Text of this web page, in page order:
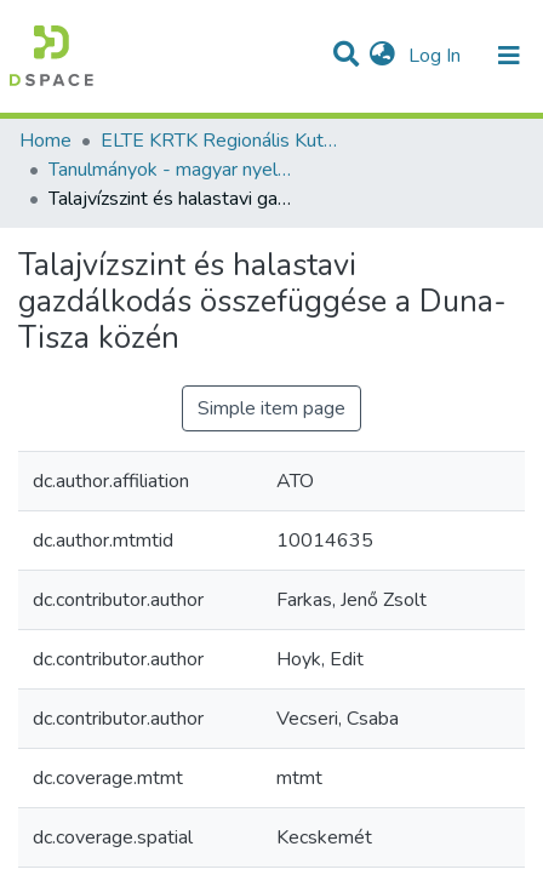
Log In (current)
Communities & Collections
Statistics
All of DSpace
Home
ELTE KRTK Regionális Kutatások Intézete
Tanulmányok - magyar nyelvű (RKI)
Talajvízszint és halastavi gazdálkodás összefüggése a Duna-Tisza közén
Talajvízszint és halastavi
gazdálkodás összefüggése a Duna-
Tisza közén
Simple item page
dc.author.affiliation ATO
dc.author.mtmtid 10014635
dc.contributor.author Farkas, Jenő Zsolt
dc.contributor.author Hoyk, Edit
dc.contributor.author Vecseri, Csaba
dc.coverage.mtmt mtmt
dc.coverage.spatial Kecskemét